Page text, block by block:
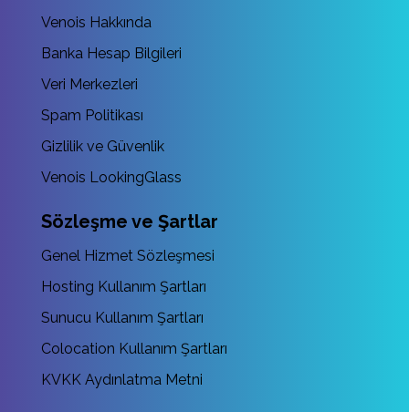
Venois Hakkında
Banka Hesap Bilgileri
Veri Merkezleri
Spam Politikası
Gizlilik ve Güvenlik
Venois LookingGlass
Sözleşme ve Şartlar
Genel Hizmet Sözleşmesi
Hosting Kullanım Şartları
Sunucu Kullanım Şartları
Colocation Kullanım Şartları
KVKK Aydınlatma Metni